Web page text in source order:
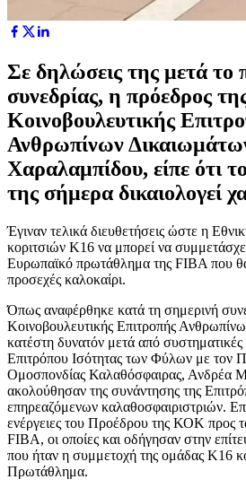
Σε δηλώσεις της μετά το
συνεδρίας, η πρόεδρος
Κοινοβουλευτικής
Ανθρωπίνων
Χαραλαμπίδου, είπε ότι
της σήμερα δικαιολογεί
Έγιναν τελικά διευθετήσεις ώστε η
κοριτσιών Κ16 να μπορεί να
Ευρωπαϊκό πρωτάθλημα της FIBA που
προσεχές καλοκαίρι.
Όπως αναφέρθηκε κατά τη σημερινή
Κοινοβουλευτικής Επιτροπής
κατέστη δυνατόν μετά από συστηματικές
Επιτρόπου Ισότητας των Φύλων με τον
Ομοσπονδίας Καλαθόσφαιρας, Ανδρέα
ακολούθησαν της συνάντησης της
επηρεαζόμενων καλαθοσφαιριστριών.
ενέργειες του Προέδρου της ΚΟΚ προς
FIBA, οι οποίες και οδήγησαν στην
που ήταν η συμμετοχή της ομάδας Κ16
Πρωτάθλημα.